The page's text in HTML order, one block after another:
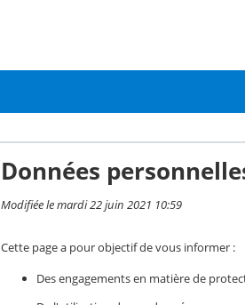
Données
Modifiée le mardi 22 juin 2021 10:59
Cette page a pour objectif de vous informer :
Des engagements en matière de